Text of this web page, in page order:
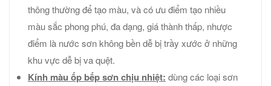
thông thường để tạo màu, và có ưu điểm tạo nhiều
màu sắc phong phú, đa dạng, giá thành thấp, nhược
điểm là nước sơn không bền dễ bị trầy xước ở những
khu vực dễ bị va quệt.
Kính màu ốp bếp sơn chịu nhiệt: dùng các loại sơn